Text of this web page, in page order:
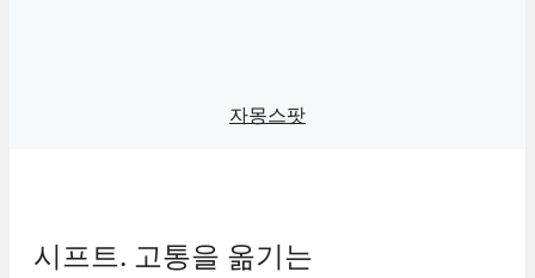
자몽스팟
시프트. 고통을 옮기는